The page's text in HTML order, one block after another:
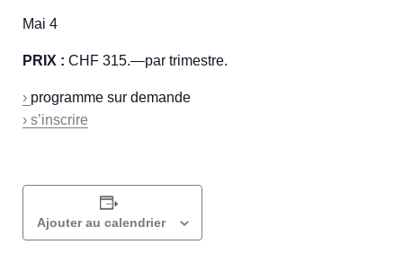
Mai 4
PRIX : CHF 315.—par trimestre.
› programme sur demande
› s’inscrire
Ajouter au calendrier